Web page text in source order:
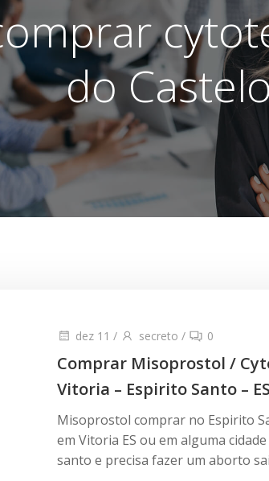
do
dez 11 / secreto / 0
Comprar Misoprostol /
Vitoria – Espirito Santo – ES
Misoprostol comprar no Espirito
em Vitoria ES ou em alguma
santo e precisa fazer um aborto